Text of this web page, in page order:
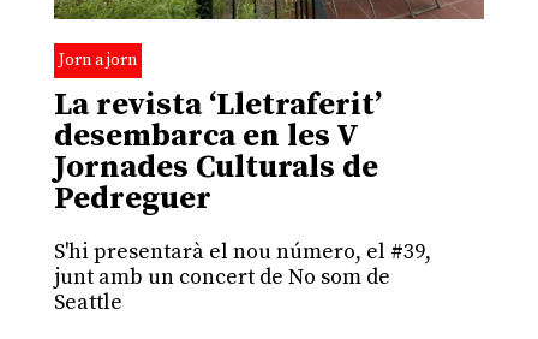
Jorn a jorn
La revista ‘Lletraferit’
desembarca en les V
Jornades Culturals de
Pedreguer
S'hi presentarà el nou número, el #39,
junt amb un concert de No som de
Seattle